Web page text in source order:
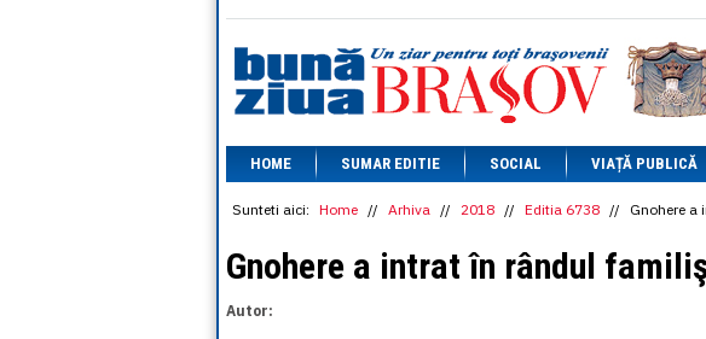
=
1 XAU=
1 AED=
1 AUD=
1 BGN=
1 CAD=
1 CHF=
1 CNY=
1 DKK=
1 EGP
=
HOME SUMAR EDITIE SOCIAL VIAȚĂ PUBLICĂ
Sunteti aici: Home // Arhiva // 2018 // Editia 6738 // Gnohere
Gnohere a intrat în rândul
Autor: